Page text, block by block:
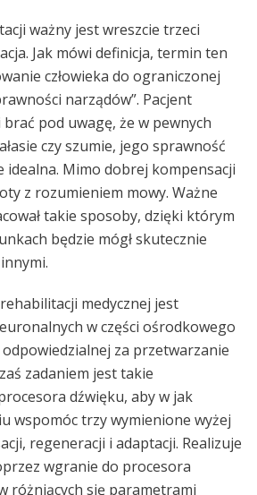
ważny jest wreszcie trzeci
Jak mówi definicja, termin ten
człowieka do ograniczonej
narządów”. Pacjent
pod uwagę, że w pewnych
czy szumie, jego sprawność
idealna. Mimo dobrej kompensacji
z rozumieniem mowy. Ważne
takie sposoby, dzięki którym
będzie mógł skutecznie
medycznej jest
w części ośrodkowego
za przetwarzanie
zadaniem jest takie
dźwięku, aby w jak
wspomóc trzy wymienione wyżej
regeneracji i adaptacji. Realizuje
wgranie do procesora
różniących się parametrami